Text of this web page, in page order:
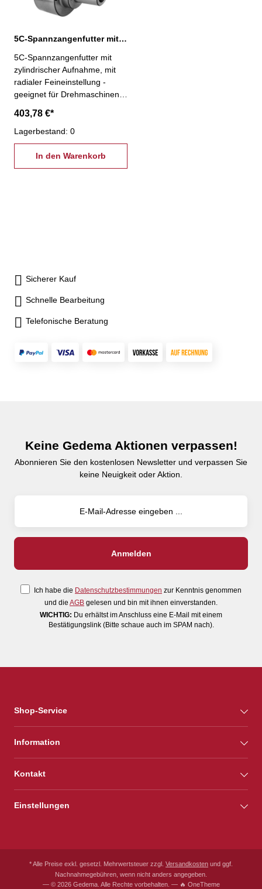
5C-Spannzangenfutter mit radialer Feineinstellung
5C-Spannzangenfutter mit
zylindrischer Aufnahme, mit
radialer Feineinstellung -
geeignet für Drehmaschinen,
Fräs-, Schleif- und
Bohrvorrichtungen- gewährt
ein gleichmäßiges und
verzugsfreies Spannen des
Werkstücks und kurze
403,78 €*
Lagerbestand: 0
In den Warenkorb
Sicherer Kauf
Schnelle Bearbeitung
Telefonische Beratung
Keine Gedema Aktionen verpassen!
Abonnieren Sie den kostenlosen Newsletter und verpassen Sie
keine Neuigkeit oder Aktion.
Ich habe die Datenschutzbestimmungen zur Kenntnis genommen
und die AGB gelesen und bin mit ihnen einverstanden.
WICHTIG: Du erhältst im Anschluss eine E-Mail mit einem
Bestätigungslink (Bitte schaue auch im SPAM nach).
Shop-Service
Information
Kontakt
Einstellungen
* Alle Preise exkl. gesetzl. Mehrwertsteuer zzgl. Versandkosten und ggf.
Nachnahmegebühren, wenn nicht anders angegeben.
— © 2026 Gedema. Alle Rechte vorbehalten. — 🔥 OneTheme